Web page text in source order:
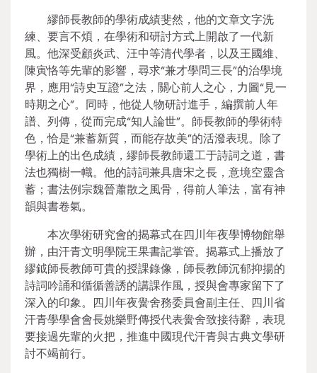
繆師長教師的學術成績斐然，他的文章文字洗
練、要言不煩，在學術和研討方式上開啟了一代新
風。他深受顧炎武、汪中等清代學者，以及王國維、
陳寅恪等先輩的影響，尋求“兼才學問三長”的治學境
界，應用“詩史互證”之法，關心前人之心，力圖“見一
時期之心”。同時，他從人物研討進手，編撰前人年
譜、列傳，從而完成“知人論世”。師長教師的學術特
色，恰是“兼蓄新質，而能存故美”的活潑表現。除了
學術上的出色成績，繆師長教師還工于詩詞之道，書
法也獨樹一幟。他的詩詞兼具唐宋之長，意境空靈含
蓄；書法例宗魏晉蕭散之風骨，得前人筆法，富有神
韻與書卷氣。
本次學術研究會的揭幕式在四川年夜學博物館舉
辦，由汗青文明學院王果書記掌管。揭幕式上播放了
繆鉞師長教師可貴的授課錄像，師長教師沉郁抑揚的
詩詞吟誦和循循善誘的講課作風，授與會專家留下了
深入的印象。四川年夜黌舍務委員會副主任、四川省
汗青學學會會長姚樂野傳授代表黌舍致接待辭，表現
要接過先輩的火把，推進中國現代汗青與古典文學研
討不竭前行。